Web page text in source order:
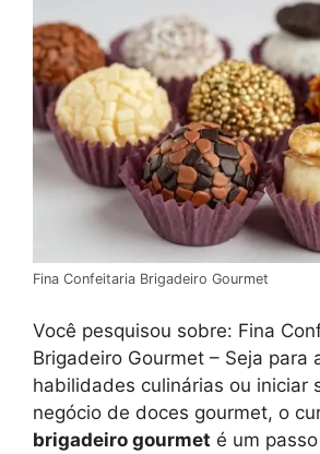
Fina Confeitaria Brigadeiro Gourmet
Você pesquisou sobre: Fina
Brigadeiro Gourmet – Seja para
habilidades culinárias ou iniciar
negócio de doces gourmet, o
brigadeiro gourmet é um